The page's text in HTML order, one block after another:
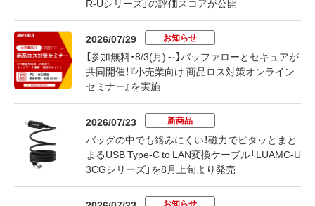
R-Uシリーズ」の評価スコアが公開
2026/07/29 お知らせ
【参加無料・8/3(月)～】バッファローとセキュアが
共同開催！『小売業向け 商品ロス対策オンライン
セミナー』を実施
2026/07/23 新商品
バッグの中でも絡みにくい！磁力でピタッとまと
まるUSB Type-C to LAN変換ケーブル「LUAMC-U
3CGシリーズ」を8月上旬より発売
お知らせ